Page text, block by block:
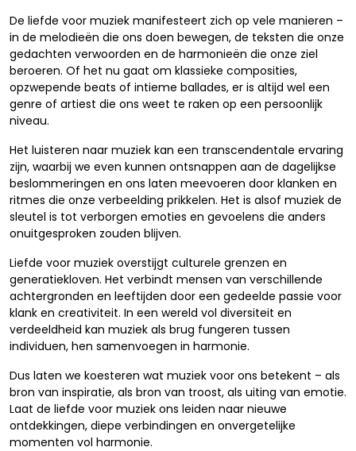
De liefde voor muziek manifesteert zich op vele manieren –
in de melodieën die ons doen bewegen, de teksten die onze
gedachten verwoorden en de harmonieën die onze ziel
beroeren. Of het nu gaat om klassieke composities,
opzwepende beats of intieme ballades, er is altijd wel een
genre of artiest die ons weet te raken op een persoonlijk
niveau.
Het luisteren naar muziek kan een transcendentale ervaring
zijn, waarbij we even kunnen ontsnappen aan de dagelijkse
beslommeringen en ons laten meevoeren door klanken en
ritmes die onze verbeelding prikkelen. Het is alsof muziek de
sleutel is tot verborgen emoties en gevoelens die anders
onuitgesproken zouden blijven.
Liefde voor muziek overstijgt culturele grenzen en
generatiekloven. Het verbindt mensen van verschillende
achtergronden en leeftijden door een gedeelde passie voor
klank en creativiteit. In een wereld vol diversiteit en
verdeeldheid kan muziek als brug fungeren tussen
individuen, hen samenvoegen in harmonie.
Dus laten we koesteren wat muziek voor ons betekent – als
bron van inspiratie, als bron van troost, als uiting van emotie.
Laat de liefde voor muziek ons leiden naar nieuwe
ontdekkingen, diepe verbindingen en onvergetelijke
momenten vol harmonie.